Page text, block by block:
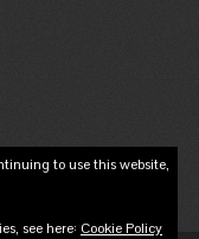
to use this website,
see here: Cookie Policy